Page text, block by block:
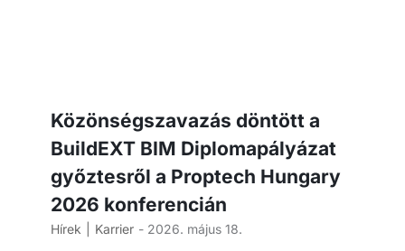
Közönségszavazás döntött a
BuildEXT BIM Diplomapályázat
győztesről a Proptech Hungary
2026 konferencián
Hírek Karrier - 2026. május 18.